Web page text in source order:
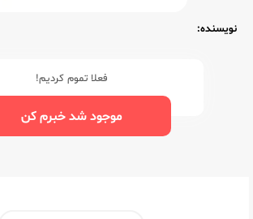
نویسنده:
فعلا تموم کردیم!
موجود شد خبرم کن